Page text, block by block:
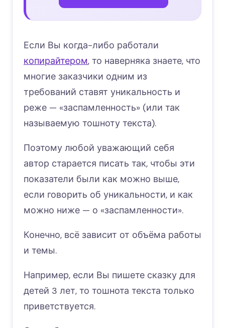
Если Вы когда-либо работали
копирайтером, то наверняка знаете, что
многие заказчики одним из
требований ставят уникальность и
реже — «заспамленность» (или так
называемую тошноту текста).
Поэтому любой уважающий себя
автор старается писать так, чтобы эти
показатели были как можно выше,
если говорить об уникальности, и как
можно ниже — о «заспамленности».
Конечно, всё зависит от объёма работы
и темы.
Например, если Вы пишете сказку для
детей 3 лет, то тошнота текста только
приветствуется.